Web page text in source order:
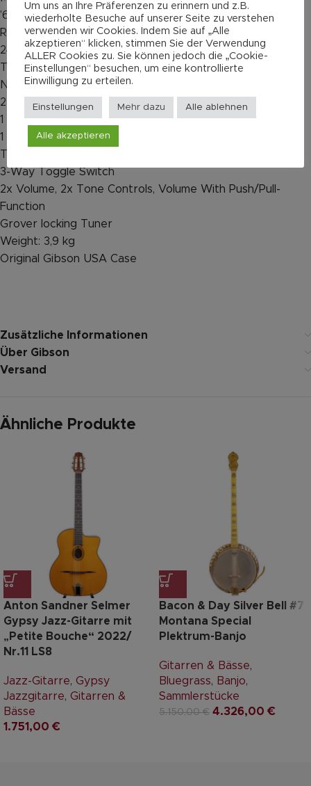
’60s Neckshape
Rosewood Fretboard
24,75″ Scale
Trapezoid Inlays
Nut Width 43.4mm
22 Frets
1 Gibson Gibson ’57 Classic „Zebra“ Humbucker am Hals
1 Gibson „Zebra“ Burstbucker Humbucker am Steg
3-Way Toggle Switch
2x Volume, 2x Tone Controls, Volume With Push/Pull-
Function
Grover locking Tuner
Weight: 3,9 kg
Original Gibson USA Case
Zusätzliche Informationen
Über Gibson
Versand
Ähnliche Produkte
Anton Sandner Selmer
Gypsy Jazz-Gitarre mit
„Petite Bouche“ 2022/
Nr.11 LS8
Jazz-Gitarre, Gypsy
Jazzgitarre, Gitarren &
Bässe
1.751,00 €
Bacon & Day Silver Bell #7
Montana Special
Plektrum-Banjo
Gitarren & Bässe,
Bluegrass, Banjo,
Sammlerstücke
5.150,00€ 4.326,00 €
Um uns an Ihre Präferenzen zu erinnern und z.B.
wiederholte Besuche auf unserer Seite zu verstehen
verwenden wir Cookies. Indem Sie auf „Alle
akzeptieren“ klicken, stimmen Sie der Verwendung
ALLER Cookies zu. Sie können jedoch die „Cookie-
Einstellungen“ besuchen, um eine kontrollierte
Einwilligung zu erteilen.
Einstellungen Mehr dazu Alle ablehnen
Alle akzeptieren